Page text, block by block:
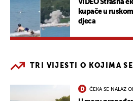
VIDEO Strašna
kupače u
djeca
TRI VIJESTI O KOJIMA
ČEKA SE NALAZ